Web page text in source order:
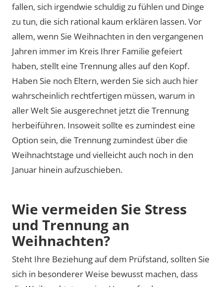
fallen, sich irgendwie schuldig zu fühlen und Dinge
zu tun, die sich rational kaum erklären lassen. Vor
allem, wenn Sie Weihnachten in den vergangenen
Jahren immer im Kreis Ihrer Familie gefeiert
haben, stellt eine Trennung alles auf den Kopf.
Haben Sie noch Eltern, werden Sie sich auch hier
wahrscheinlich rechtfertigen müssen, warum in
aller Welt Sie ausgerechnet jetzt die Trennung
herbeiführen. Insoweit sollte es zumindest eine
Option sein, die Trennung zumindest über die
Weihnachtstage und vielleicht auch noch in den
Januar hinein aufzuschieben.
Wie vermeiden Sie Stress
und Trennung an
Weihnachten?
Steht Ihre Beziehung auf dem Prüfstand, sollten Sie
sich in besonderer Weise bewusst machen, dass